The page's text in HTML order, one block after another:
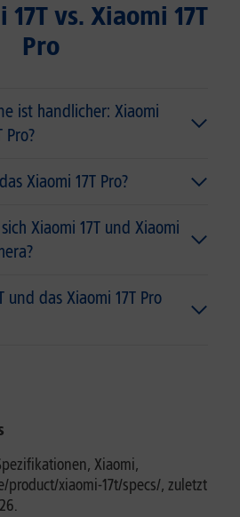
17T vs. Xiaomi 17T
Pro
ist handlicher: Xiaomi
Pro?
Xiaomi 17T Pro?
Xiaomi 17T und Xiaomi
und das Xiaomi 17T Pro
Xiaomi,
xiaomi-17t/specs/, zuletzt